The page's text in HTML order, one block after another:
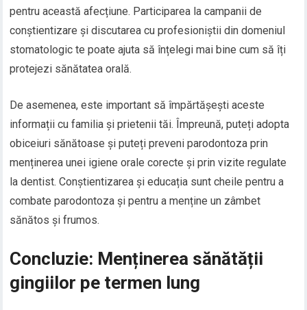
pentru această afecțiune. Participarea la campanii de
conștientizare și discutarea cu profesioniștii din domeniul
stomatologic te poate ajuta să înțelegi mai bine cum să îți
protejezi sănătatea orală.
De asemenea, este important să împărtășești aceste
informații cu familia și prietenii tăi. Împreună, puteți adopta
obiceiuri sănătoase și puteți preveni parodontoza prin
menținerea unei igiene orale corecte și prin vizite regulate
la dentist. Conștientizarea și educația sunt cheile pentru a
combate parodontoza și pentru a menține un zâmbet
sănătos și frumos.
Concluzie: Menținerea sănătății
gingiilor pe termen lung